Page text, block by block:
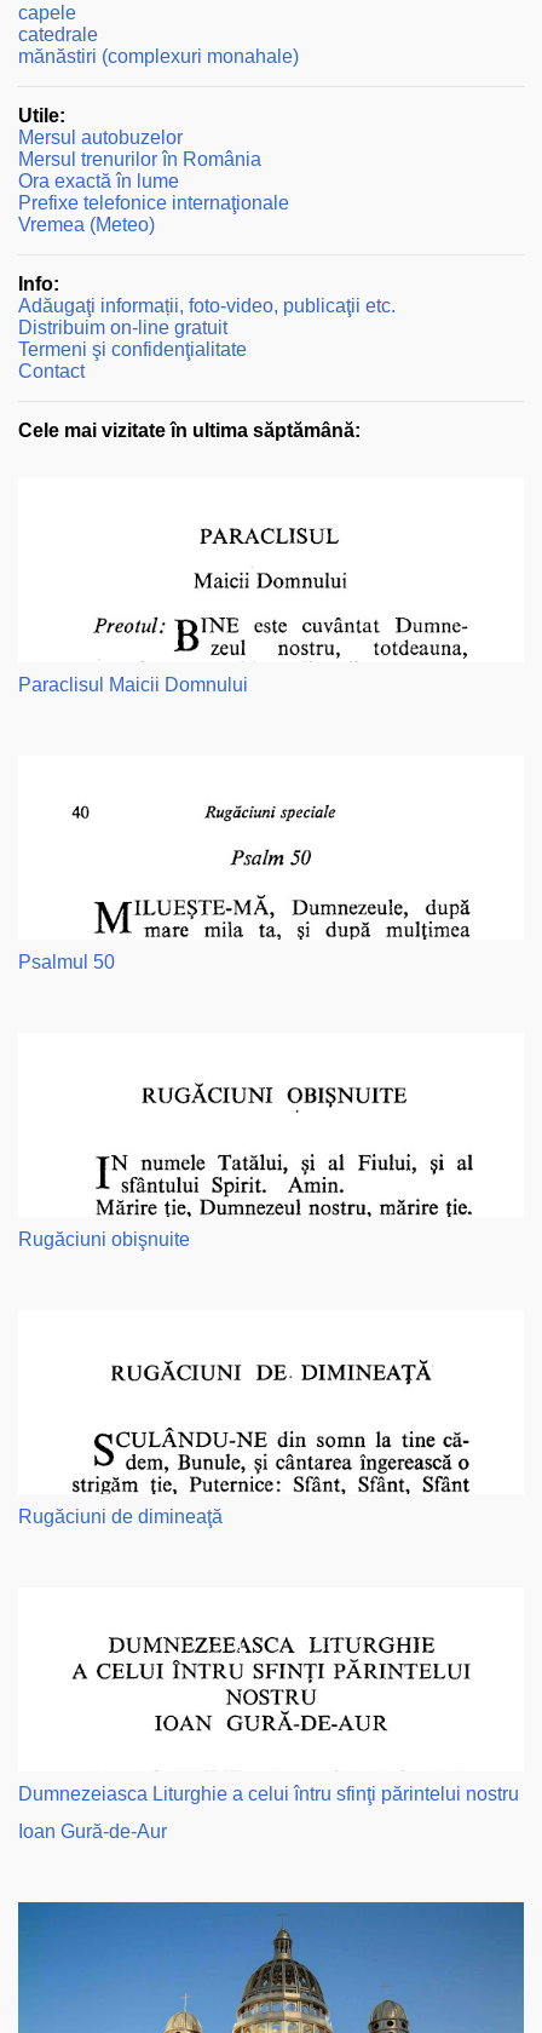
capele
catedrale
mănăstiri (complexuri monahale)
Utile:
Mersul autobuzelor
Mersul trenurilor în România
Ora exactă în lume
Prefixe telefonice internaţionale
Vremea (Meteo)
Info:
Adăugaţi informații, foto-video, publicaţii etc.
Distribuim on-line gratuit
Termeni şi confidenţialitate
Contact
Cele mai vizitate în ultima săptămână:
Paraclisul Maicii Domnului
Psalmul 50
Rugăciuni obişnuite
Rugăciuni de dimineaţă
Dumnezeiasca Liturghie a celui întru sfinţi părintelui nostru
Ioan Gură-de-Aur